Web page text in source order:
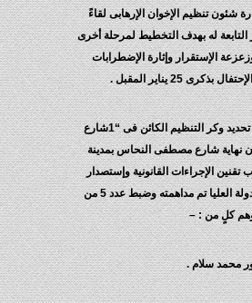
شئون تنظيم الإخوان الإرهابى لقاءً
التابعة له بهدف التخطيط لمرحلة أخرى
الإستقرار وإثارة الإضطرابات
25 يناير المقبل .
أسفرت الجهود عن تحديد وكر التنظيم الكائن فى “1شارع
نهاية شارع مصطفى النحاس بمدينة
الإجراءات القانونية وإستصدار
إذن من نيابة أمن الدولة العليا تم مداهمته وضبط عدد 5 من
وهم كلٍ من : –